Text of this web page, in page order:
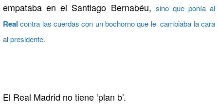
empataba en el Santiago Bernabéu, sino que ponía al
Real contra las cuerdas con un bochorno que le cambiaba la cara
al presidente.
El Real Madrid no tiene ‘plan b’.